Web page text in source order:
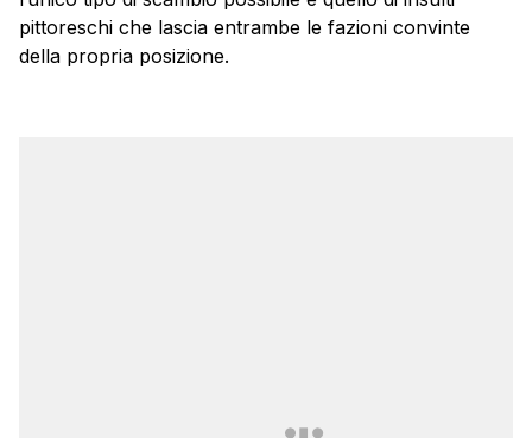
pittoreschi che lascia entrambe le fazioni convinte
della propria posizione.